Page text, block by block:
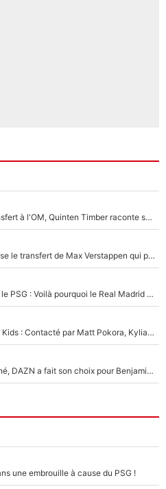
En plein cauchemar après son transfert à l'OM, Quinten Timber raconte ses doutes après sa signature à Marseille
F1 - Une légende de McLaren refuse le transfert de Max Verstappen qui pourrait «faire des vagues» et plomber l'ambiance dans l'équipe
Yan Diomandé était trop cher pour le PSG : Voilà pourquoi le Real Madrid a accepté de payer la somme record de 140M€ pour boucler son transfert !
De l'équipe de France à The Voice Kids : Contacté par Matt Pokora, Kylian Mbappé a accepté de jouer un rôle inédit sur TF1 !
La Liga sur beIN Sports c’est terminé, DAZN a fait son choix pour Benjamin Da Silva et Omar Da Fonseca !
une embrouille à cause du PSG !